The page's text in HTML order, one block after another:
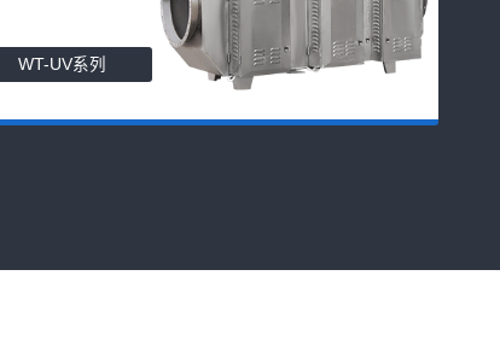
WT-UV系列